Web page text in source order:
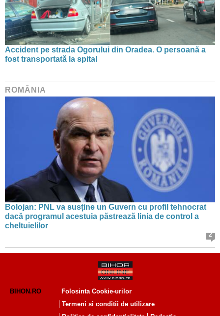
Accident pe strada Ogorului din Oradea. O persoană a
fost transportată la spital
ROMÂNIA
Bolojan: PNL va susține un Guvern cu profil tehnocrat
dacă programul acestuia păstrează linia de control a
cheltuielilor
2
BIHON.RO
Folosinta Cookie-urilor
Termeni si conditii de utilizare